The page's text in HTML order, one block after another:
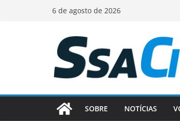
6 de agosto de 2026
SOBRE NOTÍCIAS